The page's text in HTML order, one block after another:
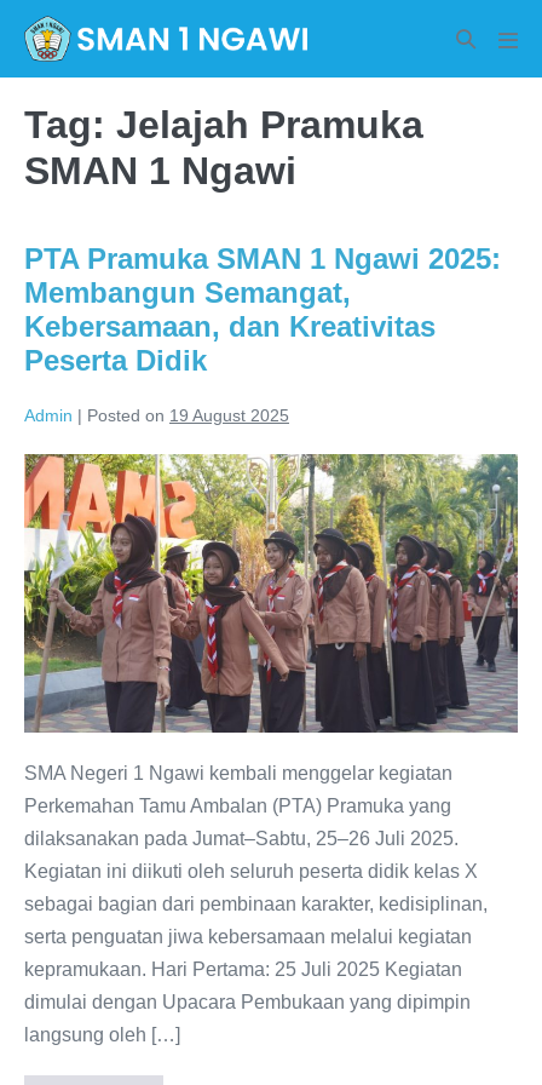
content
Search
Tag: Jelajah Pramuka
SMAN 1 Ngawi
PTA Pramuka SMAN 1 Ngawi 2025:
Membangun Semangat,
Kebersamaan, dan Kreativitas
Peserta Didik
Admin | Posted on 19 August 2025
PTA
Pramuka
SMAN
1
Ngawi
2025:
Membangun
Semangat,
Kebersamaan,
dan
Kreativitas
Peserta
Didik
SMA Negeri 1 Ngawi kembali menggelar kegiatan
Perkemahan Tamu Ambalan (PTA) Pramuka yang
dilaksanakan pada Jumat–Sabtu, 25–26 Juli 2025.
Kegiatan ini diikuti oleh seluruh peserta didik kelas X
sebagai bagian dari pembinaan karakter, kedisiplinan,
serta penguatan jiwa kebersamaan melalui kegiatan
kepramukaan. Hari Pertama: 25 Juli 2025 Kegiatan
dimulai dengan Upacara Pembukaan yang dipimpin
langsung oleh […]